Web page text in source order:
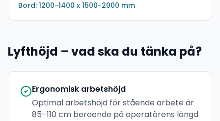
Bord: 1200-1400 x 1500-2000 mm
Lyfthöjd – vad ska du tänka på?
Ergonomisk arbetshöjd
Optimal arbetshöjd för stående arbete är
85–110 cm beroende på operatörens längd